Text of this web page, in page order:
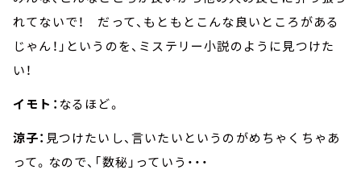
れてないで！ だって、もともとこんな良いところがある
じゃん！」というのを、ミステリー小説のように見つけた
い！
イモト： なるほど。
涼子： 見つけたいし、言いたいというのがめちゃくちゃあ
って。なので、「数秘」っていう・・・